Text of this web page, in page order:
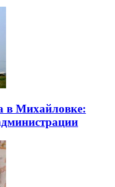
в Михайловке: